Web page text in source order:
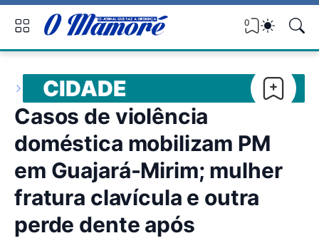
0
CIDADE
Casos de violência
doméstica mobilizam PM
em Guajará-Mirim; mulher
fratura clavícula e outra
perde dente após